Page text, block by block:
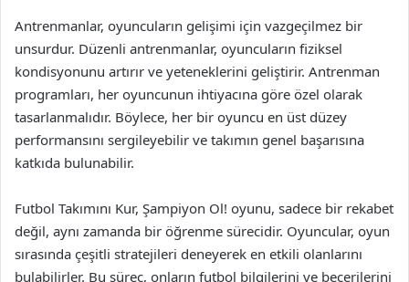
Antrenmanlar, oyuncuların gelişimi için vazgeçilmez bir
unsurdur. Düzenli antrenmanlar, oyuncuların fiziksel
kondisyonunu artırır ve yeteneklerini geliştirir. Antrenman
programları, her oyuncunun ihtiyacına göre özel olarak
tasarlanmalıdır. Böylece, her bir oyuncu en üst düzey
performansını sergileyebilir ve takımın genel başarısına
katkıda bulunabilir.
Futbol Takımını Kur, Şampiyon Ol! oyunu, sadece bir rekabet
değil, aynı zamanda bir öğrenme sürecidir. Oyuncular, oyun
sırasında çeşitli stratejileri deneyerek en etkili olanlarını
bulabilirler. Bu süreç, onların futbol bilgilerini ve becerilerini